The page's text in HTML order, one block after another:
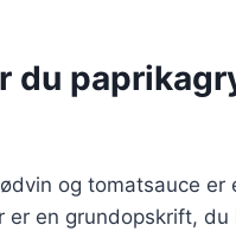
du
og tomatsauce
en grundopskrift, du